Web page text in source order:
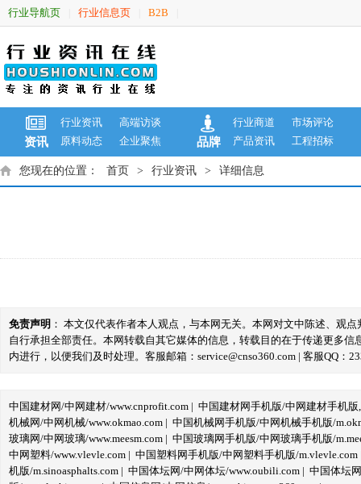
行业导航页 行业信息页 B2B
资讯
行业资讯
高端访谈
原料动态
企业聚焦 品牌
行业商道
市场评论
产品资讯
工程招标
您现在的位置： 首页 > 行业资讯 > 详细信息
免责声明 ： 本文仅代表作者本人观点，与本网无关。本网对文中陈述、观
自行承担全部责任。本网转载自其它媒体的信息，转载目的在于传递更多
内进行，以便我们及时处理。客服邮箱：service@cnso360.com | 客服QQ：
中国建材网/中网建材/www.cnprofit.com | 中国建材网手机版/中网建材手机版
机械网/中网机械/www.okmao.com | 中国机械网手机版/中网机械手机版/
玻璃网/中网玻璃/www.meesm.com | 中国玻璃网手机版/中网玻璃手机版/
中网塑料/www.vlevle.com | 中国塑料网手机版/中网塑料手机版/m.vlevle.com
机版/m.sinoasphalts.com | 中国体坛网/中网体坛/www.oubili.com | 中国体坛